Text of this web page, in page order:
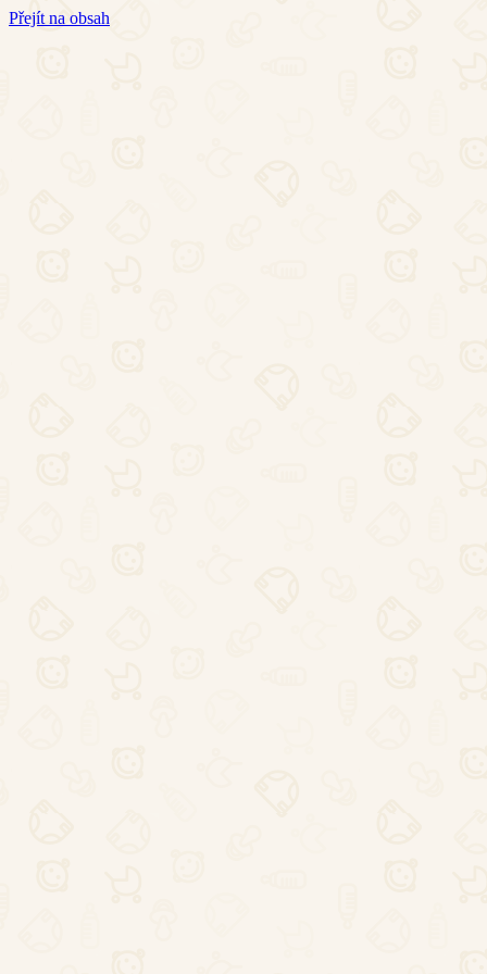
Přejít na obsah